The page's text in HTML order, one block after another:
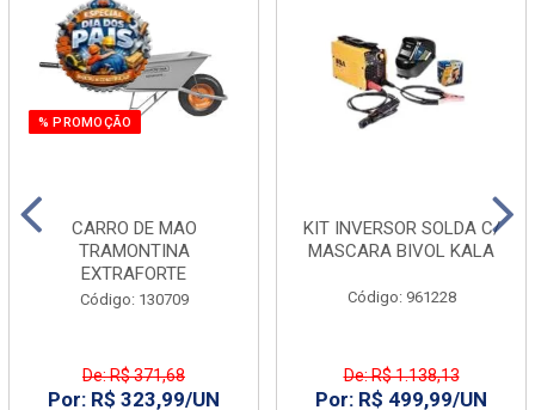
% PROMOÇÃO
CARRO DE MAO
TRAMONTINA
EXTRAFORTE
Código: 130709
De: R$ 371,68
Por: R$ 323,99/UN
KIT INVERSOR SOLDA C/
MASCARA BIVOL KALA
Código: 961228
De: R$ 1.138,13
Por: R$ 499,99/UN